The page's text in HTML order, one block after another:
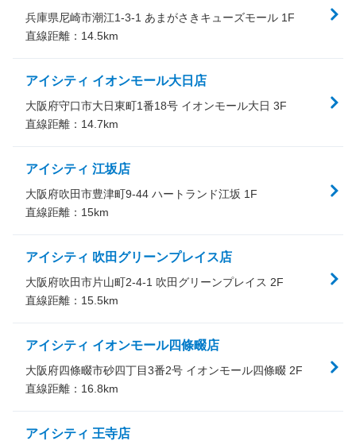
兵庫県尼崎市潮江1-3-1 あまがさきキューズモール 1F
直線距離： 14.5km
アイシティ イオンモール大日店
大阪府守口市大日東町1番18号 イオンモール大日 3F
直線距離： 14.7km
アイシティ 江坂店
大阪府吹田市豊津町9-44 ハートランド江坂 1F
直線距離： 15km
アイシティ 吹田グリーンプレイス店
大阪府吹田市片山町2-4-1 吹田グリーンプレイス 2F
直線距離： 15.5km
アイシティ イオンモール四條畷店
大阪府四條畷市砂四丁目3番2号 イオンモール四條畷 2F
直線距離： 16.8km
アイシティ 王寺店